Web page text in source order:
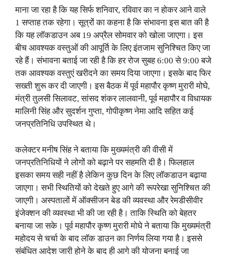
माना जा रहा है कि यह सिर्फ शनिवार, रविवार का न होकर आने वाले
1 सप्ताह तक रहेगा। सूत्रों का कहना है कि संभावना इस बात की है
कि यह लॉकडाउन अब 19 अप्रैल सोमवार को खोला जाएगा। इस
बीच आवश्यक वस्तुओं की आपूर्ति के लिए इंतजाम सुनिश्चित किए जा
रहे हैं। संभावना बताई जा रही है कि हर रोज सुबह 6:00 से 9:00 बजे
तक आवश्यक वस्तुएं खरीदने का समय दिया जाएगा। इसके बाद फिर
सख्ती शुरू कर दी जाएगी। इस बैठक में पूर्व महापौर कृष्ण मुरारी मोघे,
मंत्री तुलसी सिलावट, सांसद शंकर लालवानी, पूर्व महापौर व विधायक
मालिनी सिंह और सुदर्शन गुप्ता, गोपीकृष्ण नेमा आदि सहित कई
जनप्रतिनिधि उपस्थित थे।
कलेक्टर मनीष सिंह ने बताया कि मुख्यमंत्री की वीसी में
जनप्रतिनिधियों ने लोगों को बढ़ाने पर सहमति दी है। फिलहाल
इसका समय सही नहीं है लेकिन कुछ दिन के लिए लॉकडाउन बढ़ाया
जाएगा। सभी स्थितियों को देखते हुए आगे की रूपरेखा सुनिश्चित की
जाएगी। अस्पतालों में ऑक्सीजन बेड की व्यवस्था और रेमडीसीवीर
इंजेक्शन की व्यवस्था भी की जा रही है। ताकि स्थिति को बेहतर
बनाया जा सके। पूर्व महापौर कृष्ण मुरारी मोघे ने बताया कि मुख्यमंत्री
महोदय से चर्चा के बाद लॉक डाउन का निर्णय लिया गया है। इससे
संबंधित आदेश जारी होने के बाद ही आगे की योजना बनाई जा